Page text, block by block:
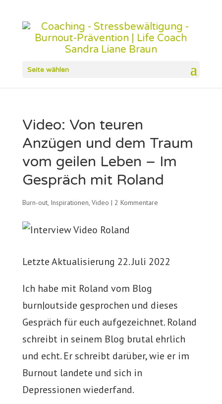
Seite wählen
Video: Von teuren
Anzügen und dem Traum
vom geilen Leben – Im
Gespräch mit Roland
Burn-out, Inspirationen, Video | 2 Kommentare
Letzte Aktualisierung 22. Juli 2022
Ich habe mit Roland vom Blog
burn|outside gesprochen und dieses
Gespräch für euch aufgezeichnet. Roland
schreibt in seinem Blog brutal ehrlich
und echt. Er schreibt darüber, wie er im
Burnout landete und sich in
Depressionen wiederfand.